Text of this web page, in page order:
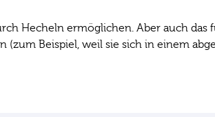
Hecheln ermöglichen. Aber auch das
(zum Beispiel, weil sie sich in einem